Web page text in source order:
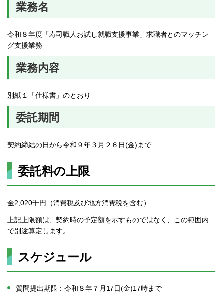
業務名
令和８年度「寿司職人お試し就職支援事業」求職者とのマッチン
グ支援業務
業務内容
別紙１「仕様書」のとおり
委託期間
契約締結の日から令和９年３月２６日(金)まで
委託料の上限
金2,020千円（消費税及び地方消費税を含む）
上記上限額は、契約時の予定額を示すものではなく、この範囲内
で別途算定します。
スケジュール
質問提出期限：令和８年７月17日(金)17時まで